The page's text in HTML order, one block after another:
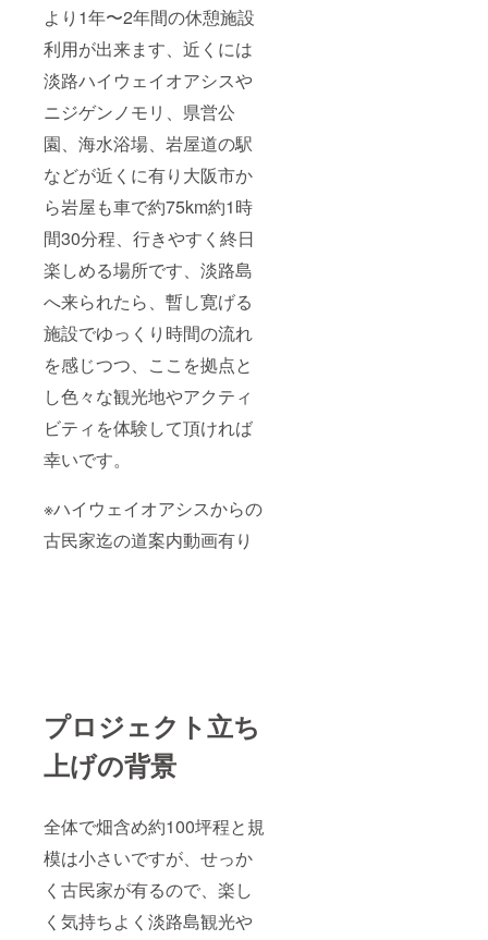
より1年〜2年間の休憩施設
利用が出来ます、近くには
淡路ハイウェイオアシスや
ニジゲンノモリ、県営公
園、海水浴場、岩屋道の駅
などが近くに有り大阪市か
ら岩屋も車で約75km約1時
間30分程、行きやすく終日
楽しめる場所です、淡路島
へ来られたら、暫し寛げる
施設でゆっくり時間の流れ
を感じつつ、ここを拠点と
し色々な観光地やアクティ
ビティを体験して頂ければ
幸いです。
※ハイウェイオアシスからの
古民家迄の道案内動画有り
プロジェクト立ち
上げの背景
全体で畑含め約100坪程と規
模は小さいですが、せっか
く古民家が有るので、楽し
く気持ちよく淡路島観光や